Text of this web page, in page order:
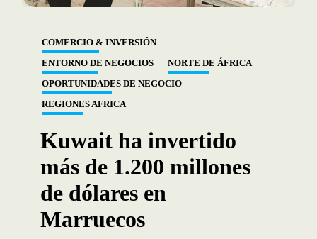
COMERCIO & INVERSIÓN
ENTORNO DE NEGOCIOS
OPORTUNIDADES DE NEGOCIO
REGIONES AFRICA
Kuwait ha invertido
más de 1.200 millones
de dólares en